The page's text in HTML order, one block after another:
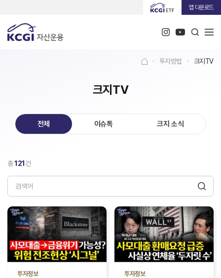
앱 다운로드
· 투자방법 · 크지TV
크지TV
전체 이슈톡 크지 소식
총121 건
투자정보 투자정보